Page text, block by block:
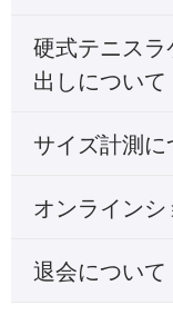
硬式テニス
出しについて
サイズ計測に
オンライン
退会について